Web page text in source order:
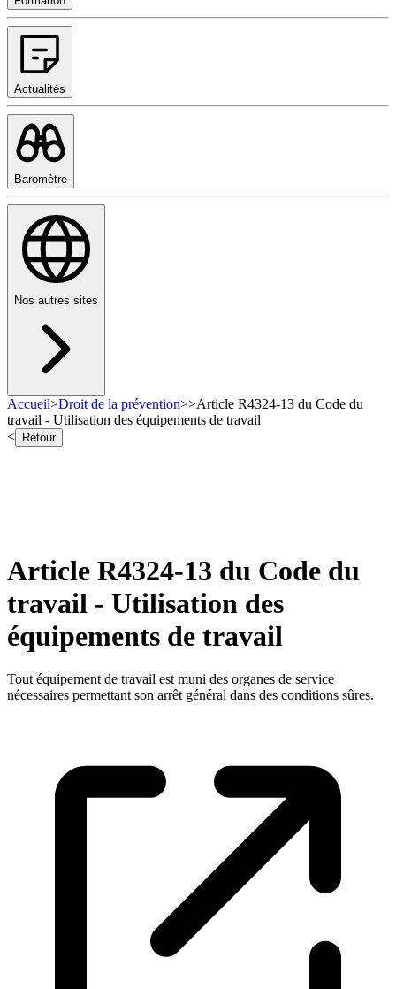
Actualités
Baromètre
Nos autres sites
Accueil>Droit de la prévention>>Article R4324-13 du Code du
travail - Utilisation des équipements de travail
<
Retour
Article R4324-13 du Code du
travail - Utilisation des
équipements de travail
Tout équipement de travail est muni des organes de service
nécessaires permettant son arrêt général dans des conditions sûres.